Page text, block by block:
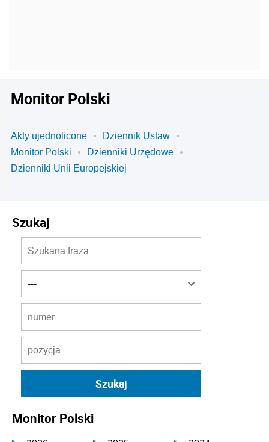
Monitor Polski
Akty ujednolicone
Dziennik Ustaw
Monitor Polski
Dzienniki Urzędowe
Dzienniki Unii Europejskiej
Szukaj
Monitor Polski